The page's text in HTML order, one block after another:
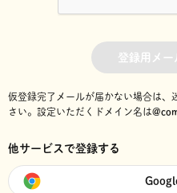
登録用メー
仮登録完了メールが届かない場合は、
さい。 設定いただくドメイン名は
他サービスで登録する